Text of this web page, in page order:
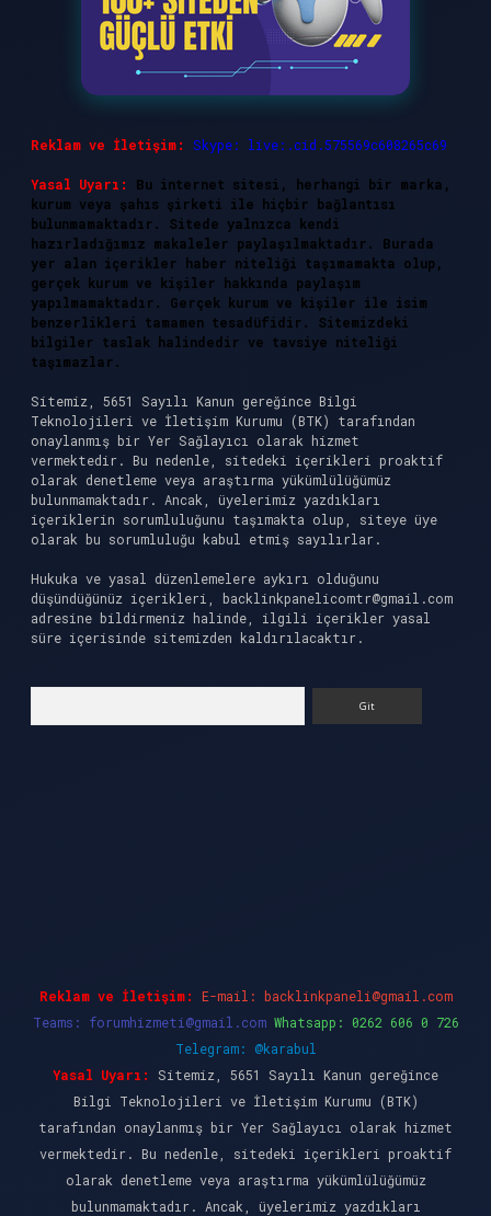
Reklam ve İletişim: Skype: live:.cid.575569c608265c69
Yasal Uyarı:
Bu internet sitesi, herhangi bir marka,
kurum veya şahıs şirketi ile hiçbir bağlantısı
bulunmamaktadır. Sitede yalnızca kendi
hazırladığımız makaleler paylaşılmaktadır. Burada
yer alan içerikler haber niteliği taşımamakta olup,
gerçek kurum ve kişiler hakkında paylaşım
yapılmamaktadır. Gerçek kurum ve kişiler ile isim
benzerlikleri tamamen tesadüfidir. Sitemizdeki
bilgiler taslak halindedir ve tavsiye niteliği
taşımazlar.
Sitemiz, 5651 Sayılı Kanun gereğince Bilgi
Teknolojileri ve İletişim Kurumu (BTK) tarafından
onaylanmış bir Yer Sağlayıcı olarak hizmet
vermektedir. Bu nedenle, sitedeki içerikleri proaktif
olarak denetleme veya araştırma yükümlülüğümüz
bulunmamaktadır. Ancak, üyelerimiz yazdıkları
içeriklerin sorumluluğunu taşımakta olup, siteye üye
olarak bu sorumluluğu kabul etmiş sayılırlar.
Hukuka ve yasal düzenlemelere aykırı olduğunu
düşündüğünüz içerikleri, backlinkpanelicomtr@gmail.com
adresine bildirmeniz halinde, ilgili içerikler yasal
süre içerisinde sitemizden kaldırılacaktır.
Reklam ve İletişim: E-mail: backlinkpaneli@gmail.com
Teams: forumhizmeti@gmail.com Whatsapp: 0262 606 0 726
Telegram: @karabul
Yasal Uyarı:
Sitemiz, 5651 Sayılı Kanun gereğince
Bilgi Teknolojileri ve İletişim Kurumu (BTK)
tarafından onaylanmış bir Yer Sağlayıcı olarak hizmet
vermektedir. Bu nedenle, sitedeki içerikleri proaktif
olarak denetleme veya araştırma yükümlülüğümüz
bulunmamaktadır. Ancak, üyelerimiz yazdıkları